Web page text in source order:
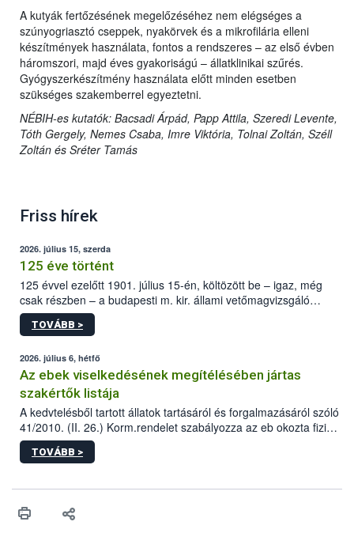
A kutyák fertőzésének megelőzéséhez nem elégséges a
szúnyogriasztó cseppek, nyakörvek és a mikrofilária elleni
készítmények használata, fontos a rendszeres – az első évben
háromszori, majd éves gyakoriságú – állatklinikai szűrés.
Gyógyszerkészítmény használata előtt minden esetben
szükséges szakemberrel egyeztetni.
NÉBIH-es kutatók: Bacsadi Árpád, Papp Attila, Szeredi Levente,
Tóth Gergely, Nemes Csaba, Imre Viktória, Tolnai Zoltán, Széll
Zoltán és Sréter Tamás
Friss hírek
2026. július 15, szerda
125 éve történt
125 évvel ezelőtt 1901. július 15-én, költözött be – igaz, még
csak részben – a budapesti m. kir. állami vetőmagvizsgáló
állomás a Kis Rókus utca 15. szám alatti, Czigler Győző által
tervezett új épületébe.
TOVÁBB >
2026. július 6, hétfő
Az ebek viselkedésének megítélésében jártas
szakértők listája
A kedvtelésből tartott állatok tartásáról és forgalmazásáról szóló
41/2010. (II. 26.) Korm.rendelet szabályozza az eb okozta fizikai
sérülés, illetve ennek veszélye keletkezésekor felmerülő
hatósági feladatokat, valamint a veszélyes eb tartását és annak
vonni az ebek viselkedésének megítélésében jártas szakértőt.
TOVÁBB >